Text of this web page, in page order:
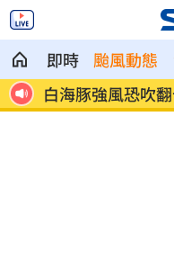
即時 颱風動態
日氣象廳路徑曝
AI